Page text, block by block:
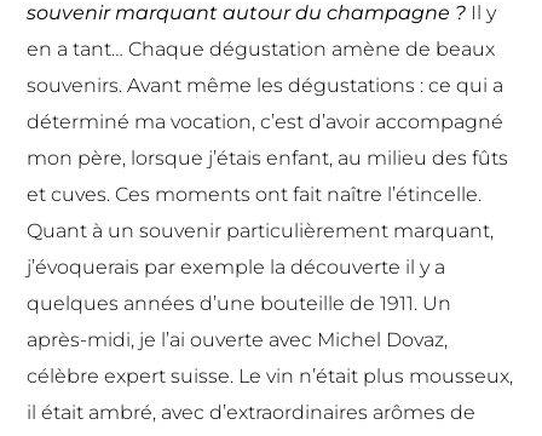
souvenir marquant autour du champagne ? Il y
en a tant… Chaque dégustation amène de beaux
souvenirs. Avant même les dégustations : ce qui a
déterminé ma vocation, c’est d’avoir accompagné
mon père, lorsque j’étais enfant, au milieu des fûts
et cuves. Ces moments ont fait naître l’étincelle.
Quant à un souvenir particulièrement marquant,
j’évoquerais par exemple la découverte il y a
quelques années d’une bouteille de 1911. Un
après-midi, je l’ai ouverte avec Michel Dovaz,
célèbre expert suisse. Le vin n’était plus mousseux,
il était ambré, avec d’extraordinaires arômes de